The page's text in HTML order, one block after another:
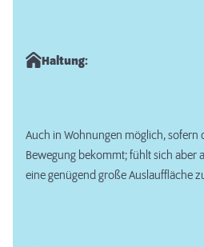
Haltung:
Auch in Wohnungen möglich, sofern
Bewegung bekommt; fühlt sich aber
eine genügend große Auslauffläche